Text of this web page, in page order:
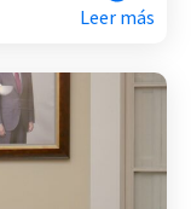
Leer más